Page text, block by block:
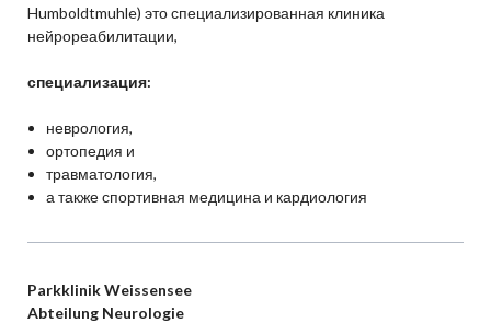
Humboldtmuhle) это специализированная клиника
нейрореабилитации,
специализация:
неврология,
ортопедия и
травматология,
а также спортивная медицина и кардиология
Parkklinik Weissensee
Abteilung Neurologie